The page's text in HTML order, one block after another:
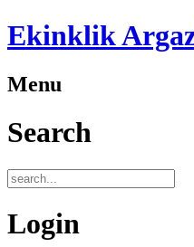
Ekinklik
Menu
Search
Login